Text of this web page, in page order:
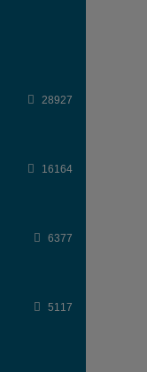
28927
16164
6377
5117